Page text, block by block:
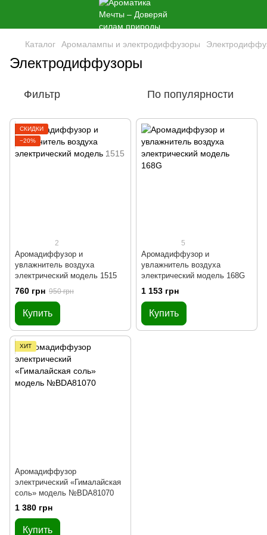
Каталог Аромалампы и электродиффузоры
Электродиффузоры
Фильтр По популярности
СКИДКИ
−20%
2
Аромадиффузор и
увлажнитель воздуха
электрический модель 1515
760 грн 950 грн
Купить
5
Аромадиффузор и
увлажнитель воздуха
электрический модель 168G
1 153 грн
Купить
ХИТ
Аромадиффузор
электрический «Гималайская
соль» модель №BDA81070
1 380 грн
Купить